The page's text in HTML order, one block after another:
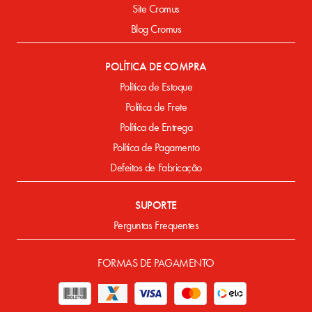
Site Cromus
Blog Cromus
POLÍTICA DE COMPRA
Política de Estoque
Política de Frete
Política de Entrega
Política de Pagamento
Defeitos de Fabricação
SUPORTE
Perguntas Frequentes
FORMAS DE PAGAMENTO